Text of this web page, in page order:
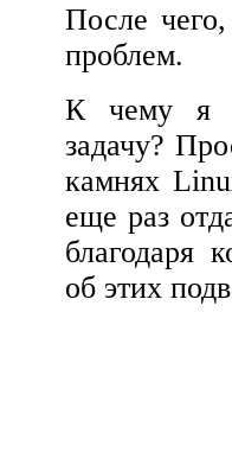
После чего,
проблем.
К чему я
задачу?
камнях
еще раз
благодаря
об этих